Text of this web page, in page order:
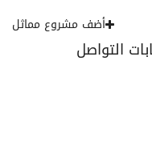
التواصل
أضف مشروع مماثل